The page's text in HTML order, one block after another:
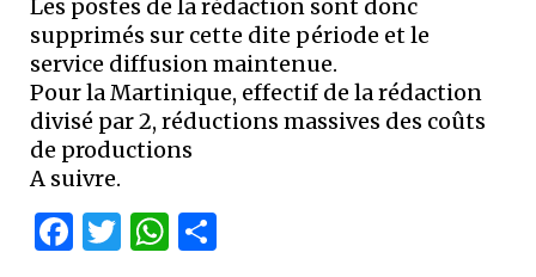
Les postes de la rédaction sont donc
supprimés sur cette dite période et le
service diffusion maintenue.
Pour la Martinique, effectif de la rédaction
divisé par 2, réductions massives des coûts
de productions
A suivre.
Facebook
Twitter
WhatsApp